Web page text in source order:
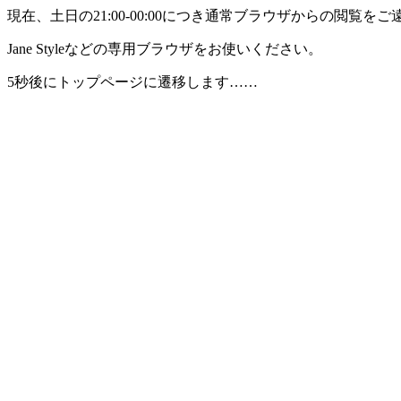
現在、土日の21:00-00:00につき通常ブラウザからの閲覧をご
Jane Styleなどの専用ブラウザをお使いください。
5秒後にトップページに遷移します……